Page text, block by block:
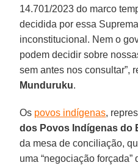
14.701/2023 do marco
decidida por essa
inconstitucional. Nem o
podem decidir sobre
sem antes nos consultar”,
Munduruku.
Os povos indígenas,
dos Povos Indígenas do
da mesa de conciliação,
uma “negociação